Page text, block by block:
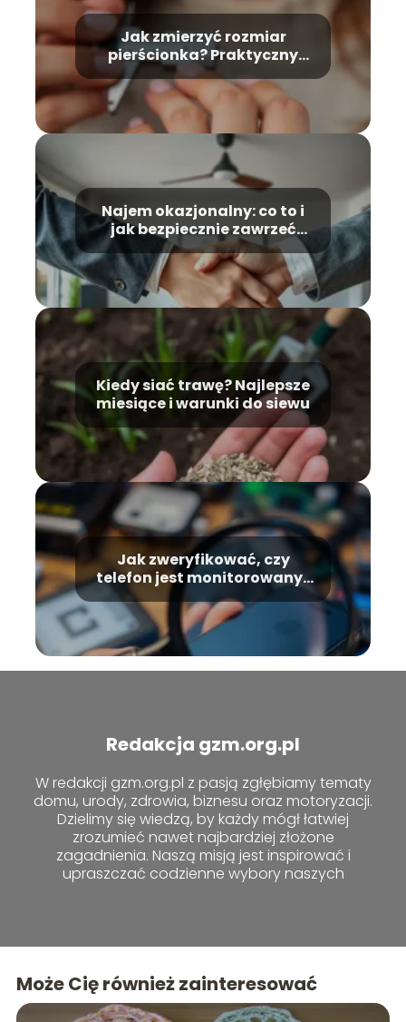
Jak zmierzyć rozmiar
pierścionka? Praktyczny
przewodnik krok po kroku
Najem okazjonalny: co to i
jak bezpiecznie zawrzeć
umowę?
Kiedy siać trawę? Najlepsze
miesiące i warunki do siewu
Jak zweryfikować, czy
telefon jest monitorowany?
Oto efektywne metody
Redakcja gzm.org.pl
W redakcji gzm.org.pl z pasją zgłębiamy tematy
domu, urody, zdrowia, biznesu oraz motoryzacji.
Dzielimy się wiedzą, by każdy mógł łatwiej
zrozumieć nawet najbardziej złożone
zagadnienia. Naszą misją jest inspirować i
upraszczać codzienne wybory naszych
Może Cię również zainteresować